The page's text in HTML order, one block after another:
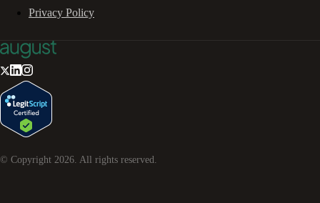
Privacy Policy
© Copyright 2026. All rights reserved.